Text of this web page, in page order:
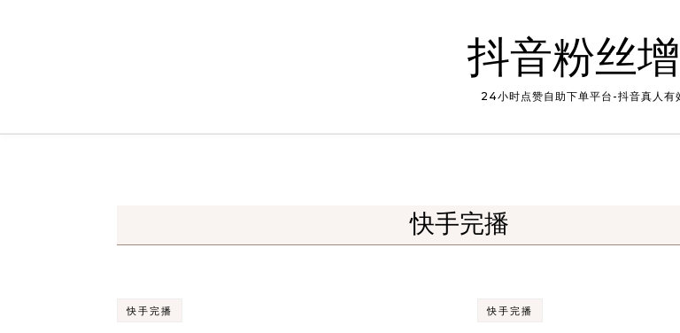
抖音粉丝
24小时点赞自助下单平台-抖音真人有
快手完播
快手完播 快手完播